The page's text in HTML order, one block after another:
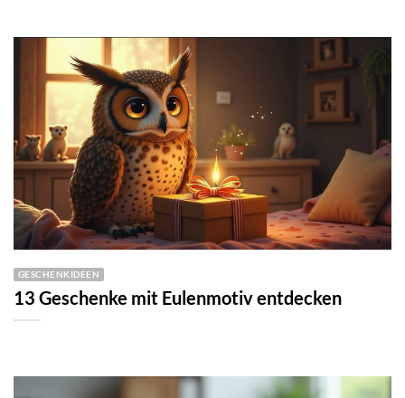
GESCHENKIDEEN
13 Geschenke mit Eulenmotiv entdecken